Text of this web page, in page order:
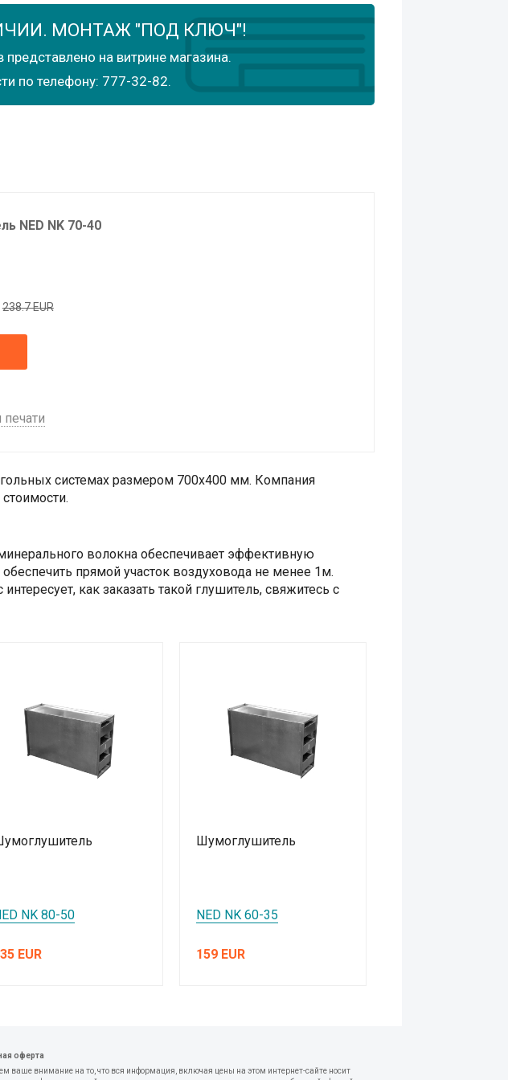
МОНТАЖ "ПОД КЛЮЧ"!
на витрине магазина.
по телефону: 777-32-82.
NED NK 70-40
238.7 EUR
системах размером 700х400 мм. Компания
волокна обеспечивает эффективную
прямой участок воздуховода не менее 1м.
как заказать такой глушитель, свяжитесь с
NK 80-50
EUR
Шумоглушитель
NED NK 60-35
159 EUR
оферта
ваше внимание на то, что вся информация, включая цены на этом интернет-сайте носит